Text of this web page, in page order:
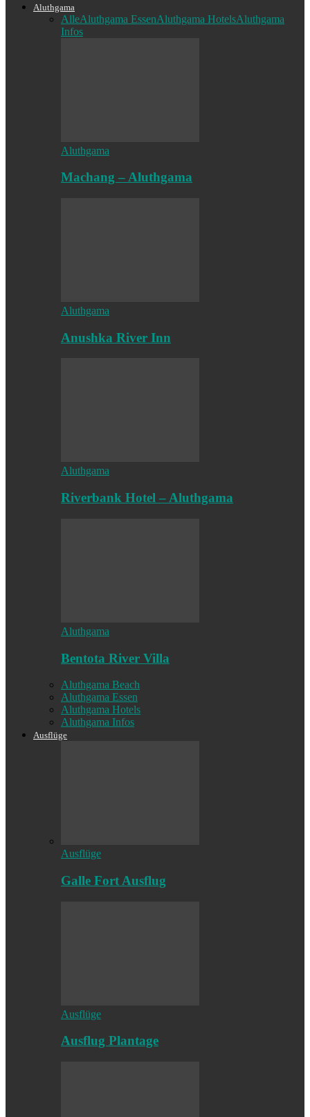
Aluthgama
AlleAluthgama EssenAluthgama HotelsAluthgama
Infos
Aluthgama
Machang – Aluthgama
Aluthgama
Anushka River Inn
Aluthgama
Riverbank Hotel – Aluthgama
Aluthgama
Bentota River Villa
Aluthgama Beach
Aluthgama Essen
Aluthgama Hotels
Aluthgama Infos
Ausflüge
Ausflüge
Galle Fort Ausflug
Ausflüge
Ausflug Plantage